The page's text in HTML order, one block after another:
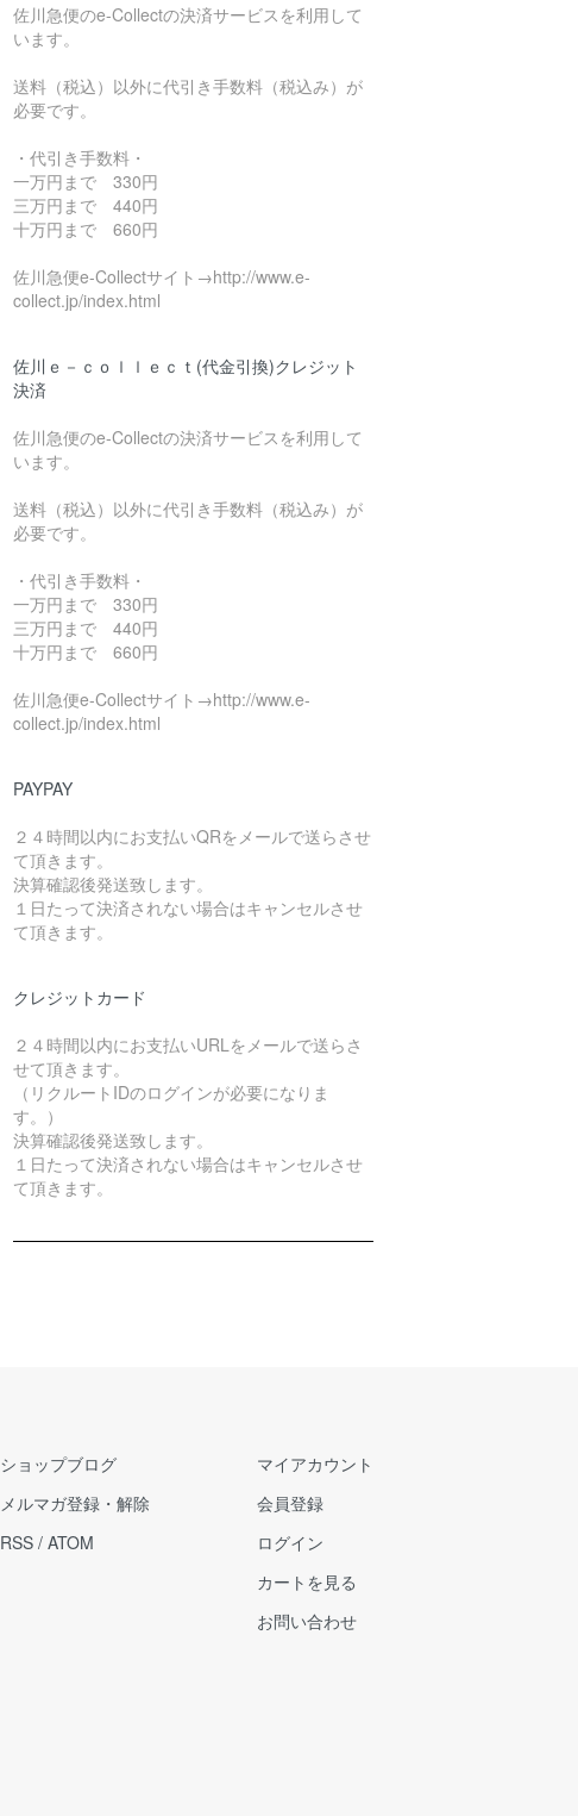
佐川急便のe-Collectの決済サービスを利用して
います。
送料（税込）以外に代引き手数料（税込み）が
必要です。
・代引き手数料・
一万円まで 330円
三万円まで 440円
十万円まで 660円
佐川急便e-Collectサイト→http://www.e-
collect.jp/index.html
佐川ｅ－ｃｏｌｌｅｃｔ(代金引換)クレジット
決済
佐川急便のe-Collectの決済サービスを利用して
います。
送料（税込）以外に代引き手数料（税込み）が
必要です。
・代引き手数料・
一万円まで 330円
三万円まで 440円
十万円まで 660円
佐川急便e-Collectサイト→http://www.e-
collect.jp/index.html
PAYPAY
２４時間以内にお支払いQRをメールで送らさせ
て頂きます。
決算確認後発送致します。
１日たって決済されない場合はキャンセルさせ
て頂きます。
クレジットカード
２４時間以内にお支払いURLをメールで送らさ
せて頂きます。
（リクルートIDのログインが必要になりま
す。）
決算確認後発送致します。
１日たって決済されない場合はキャンセルさせ
て頂きます。
ショップブログ
メルマガ登録・解除
RSS / ATOM
マイアカウント
会員登録
ログイン
カートを見る
お問い合わせ